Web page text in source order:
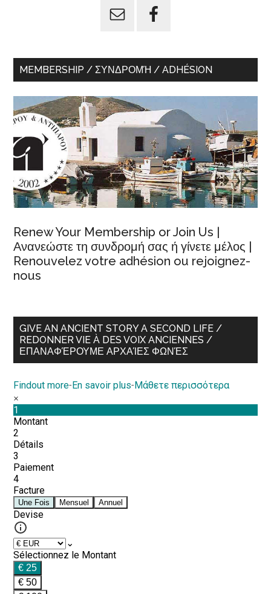
MEMBERSHIP / ΣΥΝΔΡΟΜΉ / ADHÉSION
Renew Your Membership or Join Us |
Ανανεώστε τη συνδρομή σας ή γίνετε μέλος |
Renouvelez votre adhésion ou rejoignez-
nous
GIVE AN ANCIENT STORY A SECOND LIFE /
REDONNER VIE À DES VOIX ANCIENNES /
ΕΠΑΝΑΦΈΡΟΥΜΕ ΑΡΧΑΊΕΣ ΦΩΝΈΣ
Findout more-En savoir plus-Μάθετε περισσότερα